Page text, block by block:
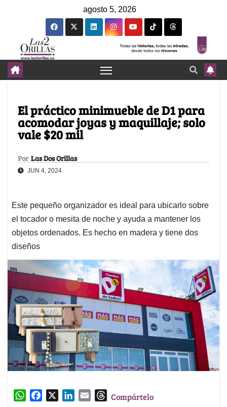
agosto 5, 2026
El práctico minimueble de D1 para
acomodar joyas y maquillaje; solo
vale $20 mil
Por Las Dos Orillas
JUN 4, 2024
Este pequeño organizador es ideal para ubicarlo sobre
el tocador o mesita de noche y ayuda a mantener los
objetos ordenados. Es hecho en madera y tiene dos
diseños
W
TCompártelo